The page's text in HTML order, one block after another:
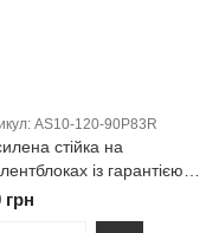
AS10-120-90P83R
стійка на
із гарантією
F 6, G6 2012 задня
грн